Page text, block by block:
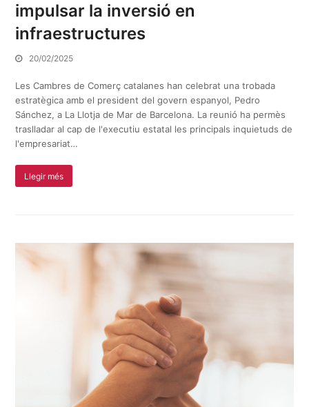
impulsar la inversió en
infraestructures
20/02/2025
Les Cambres de Comerç catalanes han celebrat una trobada
estratègica amb el president del govern espanyol, Pedro
Sánchez, a La Llotja de Mar de Barcelona. La reunió ha permès
traslladar al cap de l'executiu estatal les principals inquietuds de
l'empresariat…
Llegir més